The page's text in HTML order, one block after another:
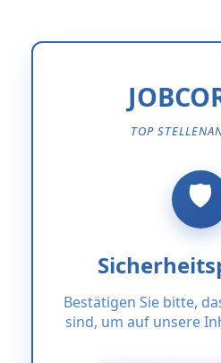
TOP
Bestätigen Sie bitte,
sind, um auf unsere